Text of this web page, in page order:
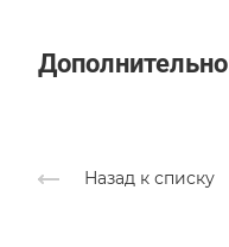
Дополнительно
Назад к списку